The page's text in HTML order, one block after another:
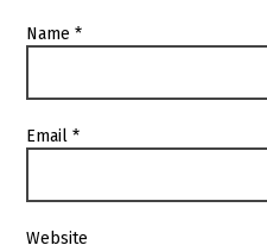
Name*
Email*
Website